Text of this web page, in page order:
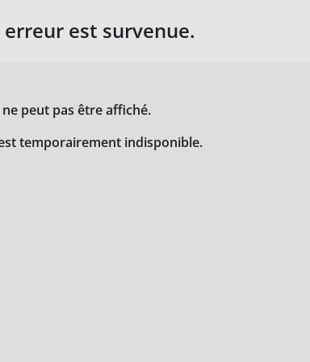
erreur est survenue.
peut pas être affiché.
temporairement indisponible.